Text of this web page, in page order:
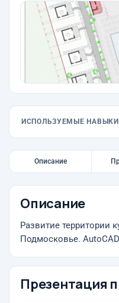
ИСПОЛЬЗУЕМЫЕ НАВЫКИ
Описание
Описание
Развитие территории
Подмосковье. AutoCAD
Презентация